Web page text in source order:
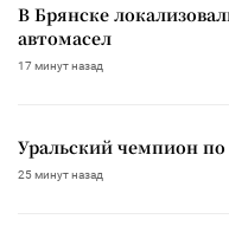
В Брянске
автомасел
17 минут назад
Уральский чемпион
25 минут назад